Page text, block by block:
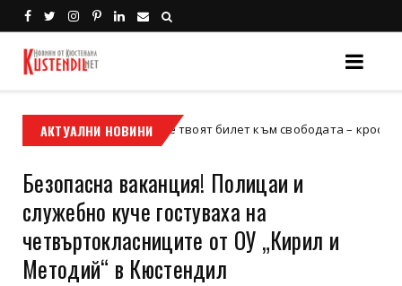
АКТУАЛНИ НОВИНИ
мотор Кой е твоят билет към свободата – кросовият
Безопасна ваканция! Полицаи и
служебно куче гостуваха на
четвъртокласниците от ОУ „Кирил и
Методий“ в Кюстендил